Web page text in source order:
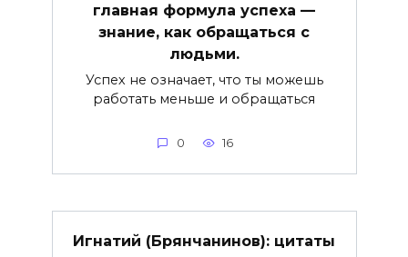
главная формула успеха —
знание, как обращаться с
людьми.
Успех не означает, что ты можешь
работать меньше и обращаться
0 16
Игнатий (Брянчанинов): цитаты